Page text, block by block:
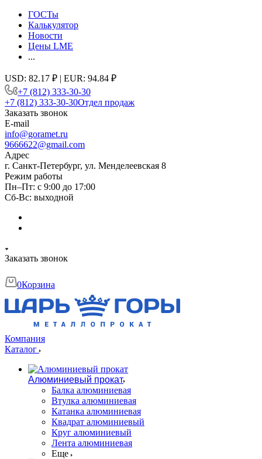
ГОСТы
Калькулятор
Новости
Цены LME
...
USD: 82.17 ₽ | EUR: 94.84 ₽
+7 (812) 333-30-30
+7 (812) 333-30-30Отдел продаж
Заказать звонок
E-mail
info@goramet.ru
9666622@gmail.com
Адрес
г. Санкт-Петербург, ул. Менделеевская 8
Режим работы
Пн–Пт: с 9:00 до 17:00
Сб-Вс: выходной
Заказать звонок
0Корзина
Компания
Каталог
Алюминиевый прокат
Балка алюминиевая
Втулка алюминиевая
Катанка алюминиевая
Квадрат алюминиевый
Круг алюминиевый
Лента алюминиевая
Еще